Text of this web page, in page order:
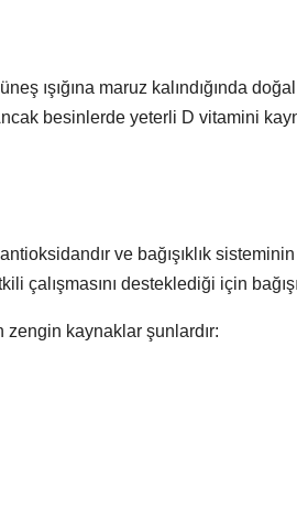
ışığına maruz kalındığında
besinlerde yeterli D vitamini
ve bağışıklık
çalışmasını desteklediği için
zengin kaynaklar şunlardır: